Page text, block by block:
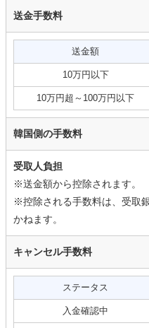
送金手数料
送金額
10万円以下
10万円超～100万円以下
韓国側の手数料
受取人負担
※送金額から控除されます。
※控除される手数料は、受取
かねます。
キャンセル手数料
ステータス
入金確認中